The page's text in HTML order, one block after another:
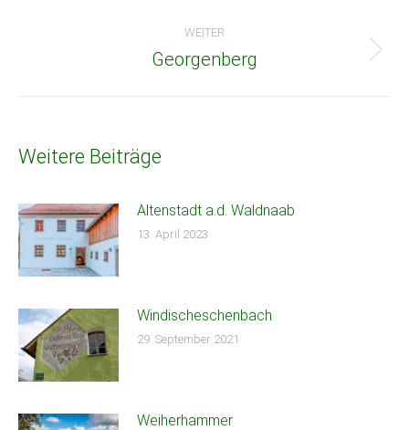
WEITER
Nächster
Georgenberg
Weitere Beiträge
Altenstadt a.d. Waldnaab
13. April 2023
Windischeschenbach
29. September 2021
Weiherhammer